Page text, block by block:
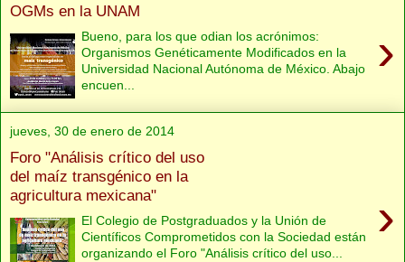
OGMs en la UNAM
›
Bueno, para los que odian los acrónimos:
Organismos Genéticamente Modificados en la
Universidad Nacional Autónoma de México. Abajo
encuen...
jueves, 30 de enero de 2014
Foro "Análisis crítico del uso
del maíz transgénico en la
agricultura mexicana"
›
El Colegio de Postgraduados y la Unión de
Científicos Comprometidos con la Sociedad están
organizando el Foro "Análisis crítico del uso...